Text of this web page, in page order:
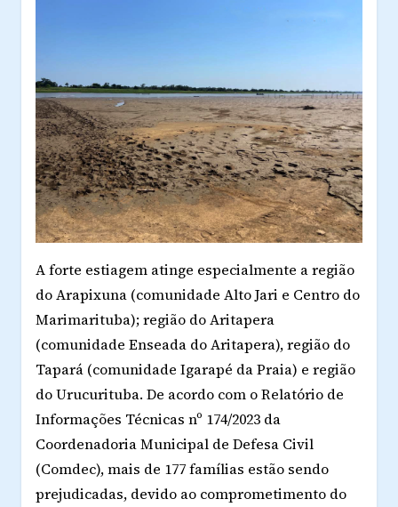
A forte estiagem atinge especialmente a região
do Arapixuna (comunidade Alto Jari e Centro do
Marimarituba); região do Aritapera
(comunidade Enseada do Aritapera), região do
Tapará (comunidade Igarapé da Praia) e região
do Urucurituba. De acordo com o Relatório de
Informações Técnicas nº 174/2023 da
Coordenadoria Municipal de Defesa Civil
(Comdec), mais de 177 famílias estão sendo
prejudicadas, devido ao comprometimento do